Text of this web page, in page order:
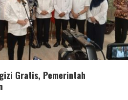
Gratis, Pemerintah